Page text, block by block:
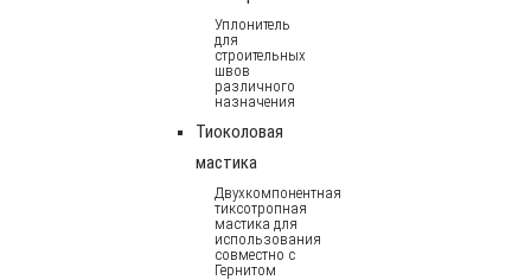
Уплонитель
для
строительных
швов
различного
назначения
Тиоколовая
мастика
Двухкомпонентная
тиксотропная
мастика для
использования
совместно с
Гернитом